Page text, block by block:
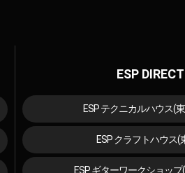
ESP
ESP テクニカルハウス(
ESP クラフトハウス(
ESP ギターワークショッ